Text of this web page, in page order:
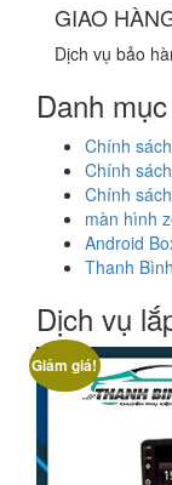
GIAO
Dịch vụ bảo
Danh
Chính
Chính
Chính
màn hình
Android
Thanh
Dịch vụ
Giảm giá!